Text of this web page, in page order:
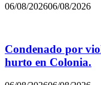
06/08/202606/08/2026
Condenado por
hurto en Colonia.